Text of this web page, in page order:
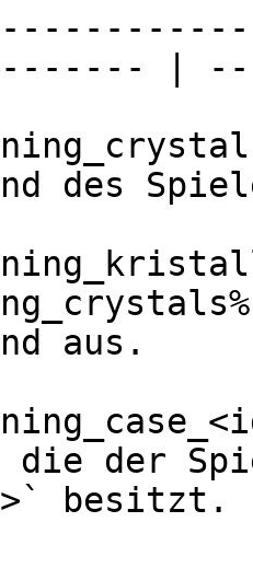
|
des
aus.
die der
besitzt. |